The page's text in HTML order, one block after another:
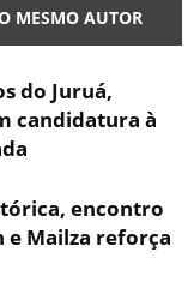
MESMO AUTOR
do Juruá,
candidatura à
encontro
e Mailza reforça